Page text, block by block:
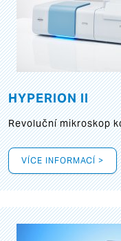
HYPERION II
Revoluční mikroskop
VÍCE INFORMACÍ >